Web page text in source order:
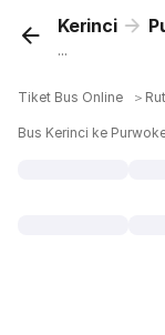
Kerinci
...
Tiket Bus Online ＞
Bus Kerinci ke